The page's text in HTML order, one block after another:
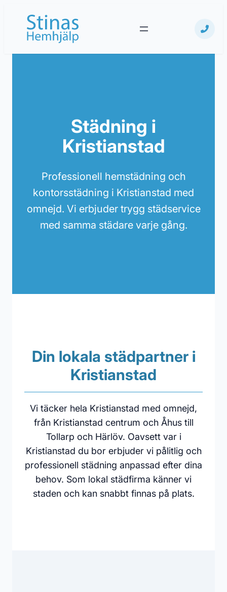
innehåll
Städning i
Kristianstad
Professionell hemstädning och
kontorsstädning i Kristianstad med
omnejd. Vi erbjuder trygg städservice
med samma städare varje gång.
Din lokala städpartner i
Kristianstad
Vi täcker hela Kristianstad med omnejd,
från Kristianstad centrum och Åhus till
Tollarp och Härlöv. Oavsett var i
Kristianstad du bor erbjuder vi pålitlig och
professionell städning anpassad efter dina
behov. Som lokal städfirma känner vi
staden och kan snabbt finnas på plats.